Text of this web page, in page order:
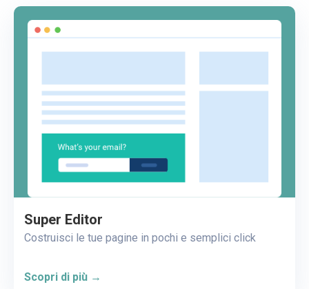
Super Editor
Costruisci le tue pagine in pochi e semplici click
Scopri di più →